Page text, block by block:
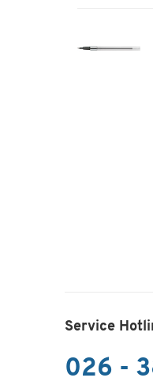
Service
026 -